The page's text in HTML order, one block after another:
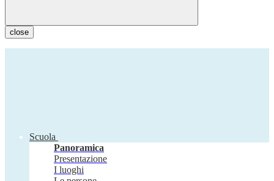
close
Scuola
Panoramica
Presentazione
I luoghi